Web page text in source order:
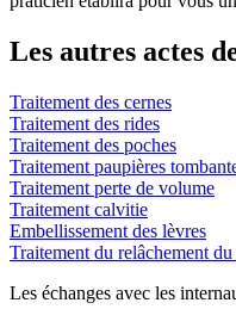
Les autres actes
Traitement des cernes
Traitement des rides
Traitement des poches
Traitement paupières
Traitement perte de volume
Traitement calvitie
Embellissement des lèvres
Traitement du relâchement
Les échanges avec les